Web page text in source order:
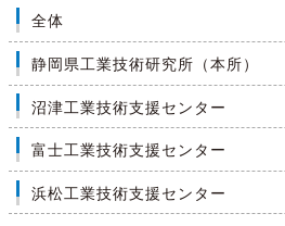
全体
静岡県工業技術研究所（本所）
沼津工業技術支援センター
富士工業技術支援センター
浜松工業技術支援センター